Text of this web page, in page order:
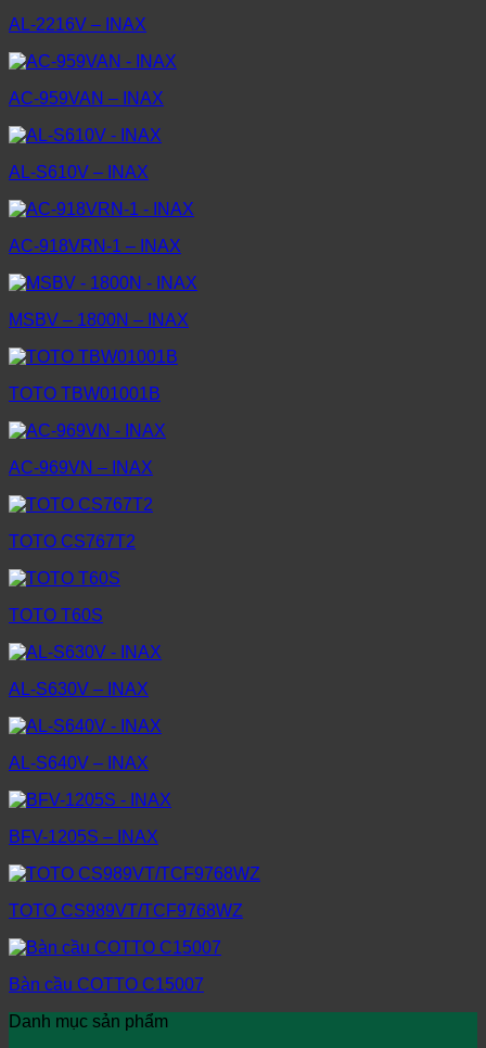
AL-2216V – INAX
AC-959VAN – INAX
AL-S610V – INAX
AC-918VRN-1 – INAX
MSBV – 1800N – INAX
TOTO TBW01001B
AC-969VN – INAX
TOTO CS767T2
TOTO T60S
AL-S630V – INAX
AL-S640V – INAX
BFV-1205S – INAX
TOTO CS989VT/TCF9768WZ
Bàn cầu COTTO C15007
Danh mục sản phẩm